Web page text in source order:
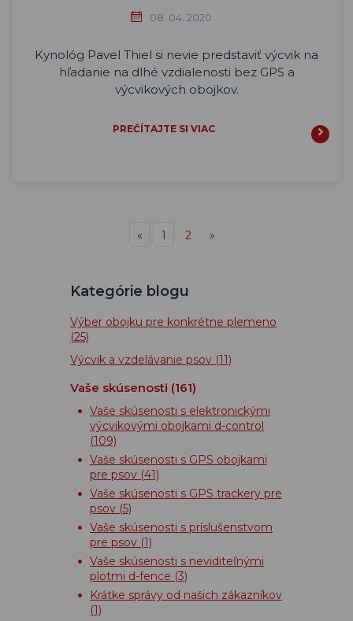
08. 04. 2020
Kynológ Pavel Thiel si nevie predstaviť výcvik na
hľadanie na dlhé vzdialenosti bez GPS a
výcvikových obojkov.
PREČÍTAJTE SI VIAC
« 1 2 »
Kategórie blogu
Výber obojku pre konkrétne plemeno
(25)
Výcvik a vzdelávanie psov (11)
Vaše skúsenosti (161)
Vaše skúsenosti s elektronickými
výcvikovými obojkami d-control
(109)
Vaše skúsenosti s GPS obojkami
pre psov (41)
Vaše skúsenosti s GPS trackery pre
psov (5)
Vaše skúsenosti s príslušenstvom
pre psov (1)
Vaše skúsenosti s neviditeľnými
plotmi d-fence (3)
Krátke správy od našich zákazníkov
(1)